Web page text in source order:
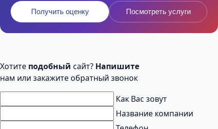
Получить оценку Посмотреть услуги
Хотите подобный сайт? Напишите
нам или закажите обратный звонок
Как Вас зовут
Название компании